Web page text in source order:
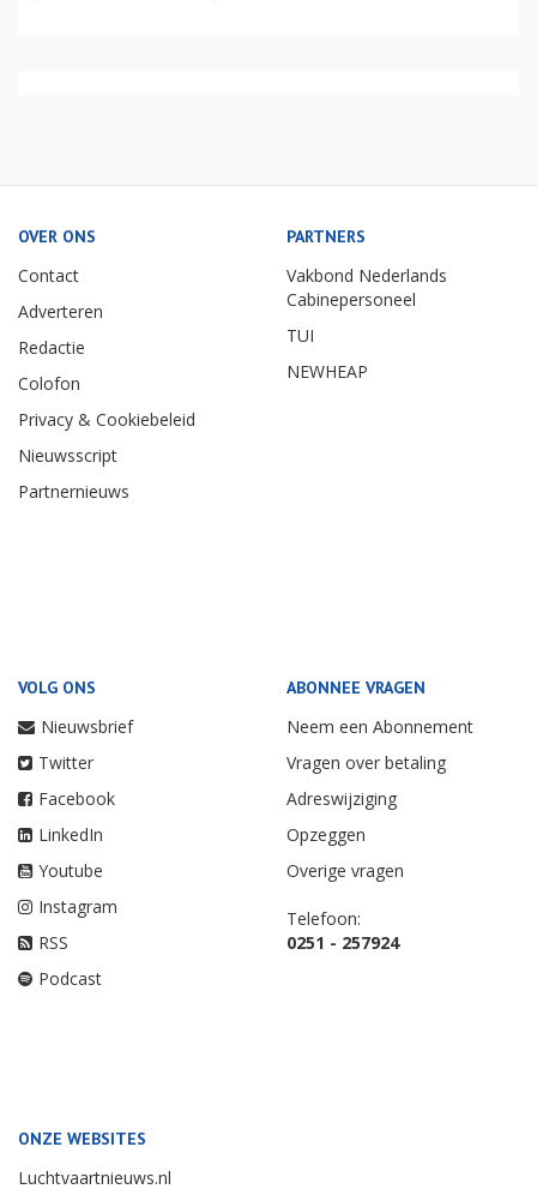
OVER ONS
Contact
Adverteren
Redactie
Colofon
Privacy & Cookiebeleid
Nieuwsscript
Partnernieuws
PARTNERS
Vakbond Nederlands
Cabinepersoneel
TUI
NEWHEAP
VOLG ONS
Nieuwsbrief
Twitter
Facebook
LinkedIn
Youtube
Instagram
RSS
Podcast
ABONNEE VRAGEN
Neem een Abonnement
Vragen over betaling
Adreswijziging
Opzeggen
Overige vragen
Telefoon:
0251 - 257924
ONZE WEBSITES
Luchtvaartnieuws.nl